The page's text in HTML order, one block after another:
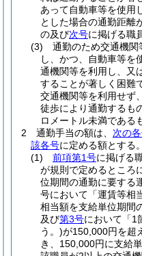
あって自動車等を使用
とした場合の通勤距離
の及び次号に掲げる職
(3)
通勤のため交通機関
し、かつ、自動車等を
通機関等を利用し、又
することが著しく困難
交通機関等を利用せず
徒歩により通勤するも
ロメートル未満である
2
通勤手当の額は、 次の
該各号に定める額とする。
(1)
前項第1号に掲げる
が規則で定めるところ
位期間の通勤に要する
号において「運賃等相
相当額を支給単位期間
及び第3号において「1
う。)が150,000円を超
き、150,000円に支給